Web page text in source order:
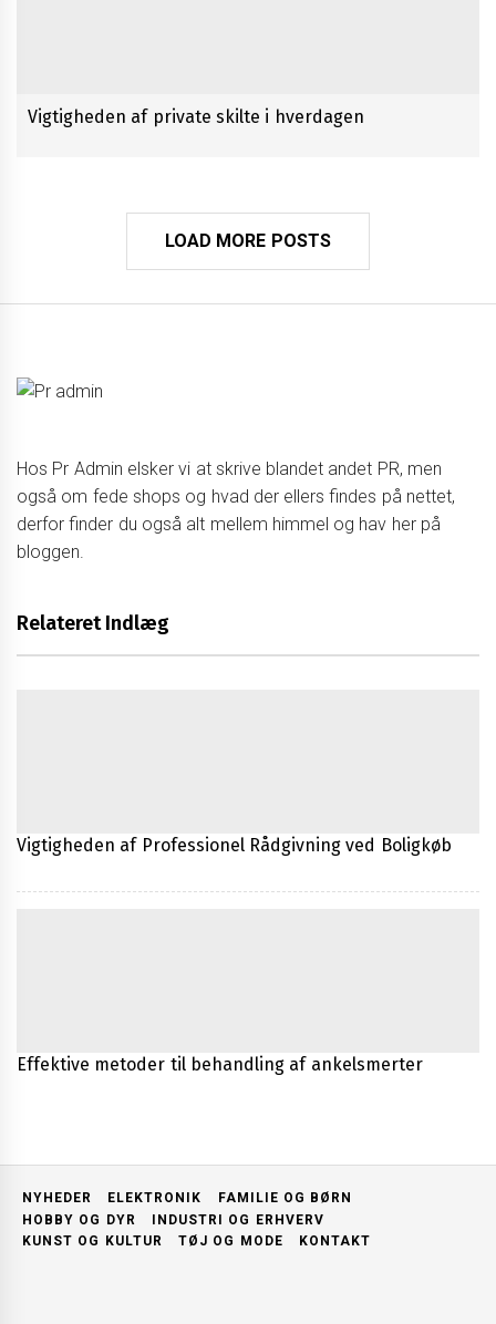
Vigtigheden af private skilte i hverdagen
LOAD MORE POSTS
Hos Pr Admin elsker vi at skrive blandet andet PR, men
også om fede shops og hvad der ellers findes på nettet,
derfor finder du også alt mellem himmel og hav her på
bloggen.
Relateret Indlæg
Vigtigheden af Professionel Rådgivning ved Boligkøb
Effektive metoder til behandling af ankelsmerter
NYHEDER ELEKTRONIK
FAMILIE OG BØRN
HOBBY OG DYR
INDUSTRI OG ERHVERV
KUNST OG KULTUR
TØJ OG MODE KONTAKT